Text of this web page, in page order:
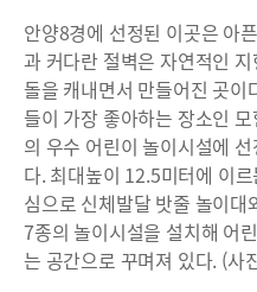
안양8경에 선정된 이곳은 아
과 커다란 절벽은 자연적인
돌을 캐내면서 만들어진 곳이
들이 가장 좋아하는 장소인
의 우수 어린이 놀이시설에
다. 최대높이 12.5미터에 이
심으로 신체발달 밧줄 놀이
7종의 놀이시설을 설치해 어
는 공간으로 꾸며져 있다. (사